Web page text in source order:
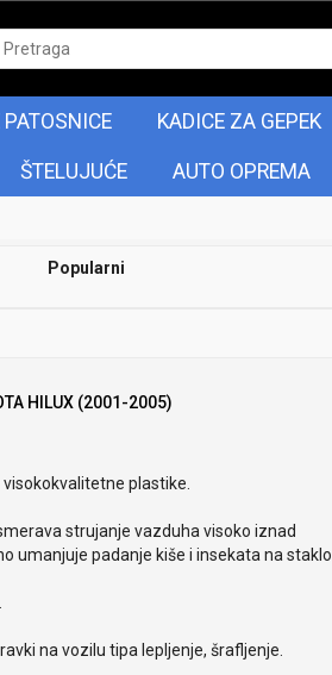
KADICE ZA GEPEK
ŠTELUJUĆE AUTO OPREMA
Popularni
HILUX (2001-2005)
plastike.
strujanje vazduha visoko iznad
umanjuje padanje kiše i insekata na staklo.
na vozilu tipa lepljenje, šrafljenje.